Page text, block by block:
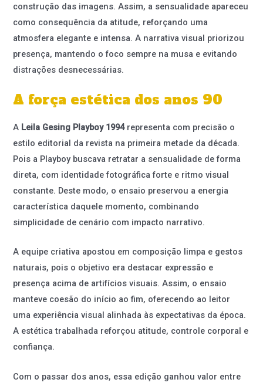
construção das imagens. Assim, a sensualidade apareceu
como consequência da atitude, reforçando uma
atmosfera elegante e intensa. A narrativa visual priorizou
presença, mantendo o foco sempre na musa e evitando
distrações desnecessárias.
A força estética dos anos 90
A Leila Gesing Playboy 1994representa com precisão o
estilo editorial da revista na primeira metade da década.
Pois a Playboy buscava retratar a sensualidade de forma
direta, com identidade fotográfica forte e ritmo visual
constante. Deste modo, o ensaio preservou a energia
característica daquele momento, combinando
simplicidade de cenário com impacto narrativo.
A equipe criativa apostou em composição limpa e gestos
naturais, pois o objetivo era destacar expressão e
presença acima de artifícios visuais. Assim, o ensaio
manteve coesão do início ao fim, oferecendo ao leitor
uma experiência visual alinhada às expectativas da época.
A estética trabalhada reforçou atitude, controle corporal e
confiança.
Com o passar dos anos, essa edição ganhou valor entre